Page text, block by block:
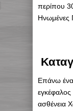
περίπου
Ηνωμένες
Επάνω
ασθένεια